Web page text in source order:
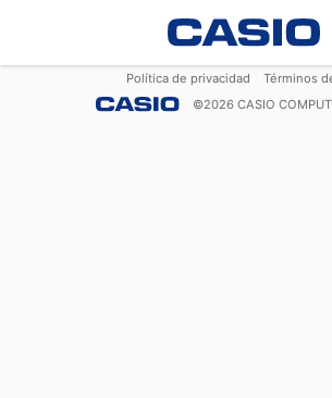
Política de privacidad
Términos
©2026 CASIO